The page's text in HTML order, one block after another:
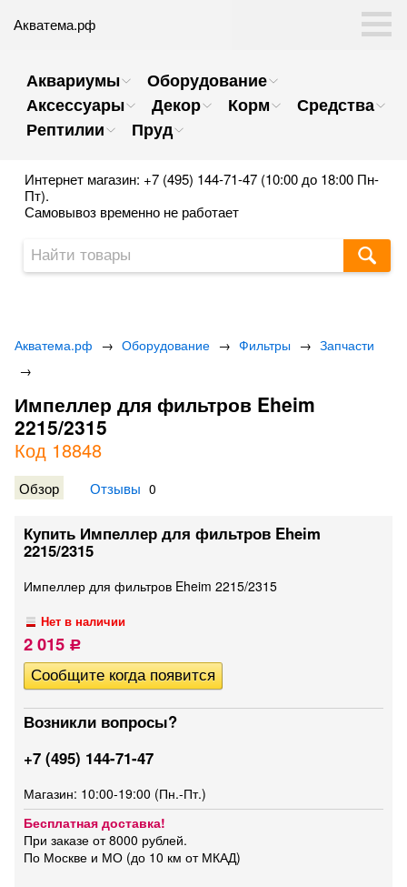
Акватема.рф
Аквариумы
Оборудование
Аксессуары
Декор Корм
Средства
Рептилии
Пруд
Интернет магазин: +7 (495) 144-71-47 (10:00 до 18:00 Пн-
Пт).
Самовывоз временно не работает
Акватема.рф → Оборудование → Фильтры → Запчасти
→
Импеллер для фильтров Eheim
2215/2315
Код 18848
Обзор Отзывы 0
Купить Импеллер для фильтров Eheim
2215/2315
Импеллер для фильтров Eheim 2215/2315
Нет в наличии
2 015 Р
Возникли вопросы?
+7 (495) 144-71-47
Магазин: 10:00-19:00 (Пн.-Пт.)
Бесплатная доставка!
При заказе от 8000 рублей.
По Москве и МО (до 10 км от МКАД)